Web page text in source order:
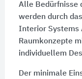
Alle Bedürfnisse
werden durch
Interior Systems
Raumkonzepte
individuellem
Der minimale